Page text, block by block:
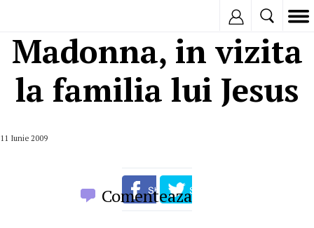
Madonna, in vizita
la familia lui Jesus
11 Iunie 2009
Comenteaza